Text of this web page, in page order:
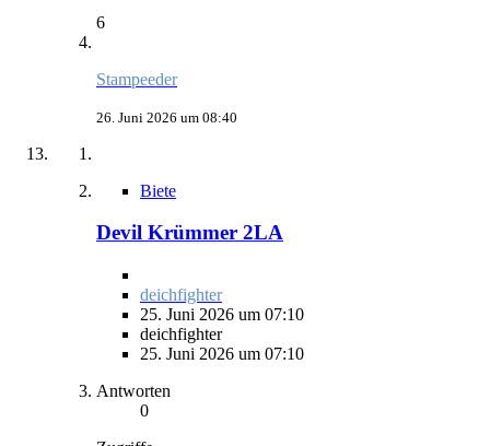
6
Stampeeder
26. Juni 2026 um 08:40
Biete
Devil Krümmer 2LA
deichfighter
25. Juni 2026 um 07:10
deichfighter
25. Juni 2026 um 07:10
Antworten
0